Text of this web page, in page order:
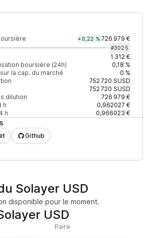
+0,22 % 726 979 €
#3025
1 312 €
boursière (24h)
0,18 %
la cap. du marché
0 %
752 720 SUSD
752 720 SUSD
dilution
726 979 €
h
0,962027 €
h
0,966023 €
Github
Solayer USD
disponible pour le moment.
USD
Paire